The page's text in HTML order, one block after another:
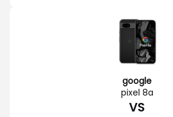
google
pixel 8a
VS